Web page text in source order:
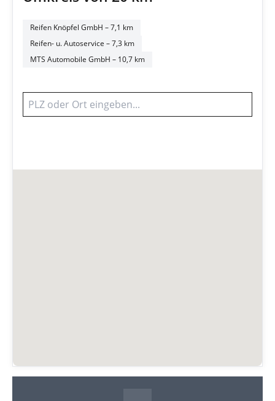
Reifen Knöpfel GmbH – 7,1 km
Reifen- u. Autoservice – 7,3 km
MTS Automobile GmbH – 10,7 km